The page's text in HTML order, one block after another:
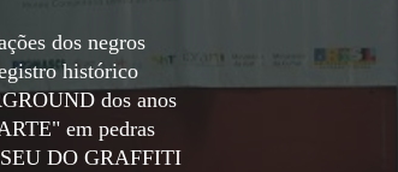
dos negros
histórico
dos anos
em pedras
DO GRAFFITI